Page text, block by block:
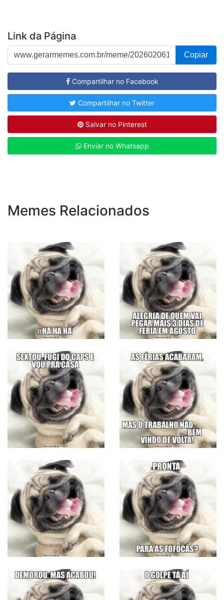
Link da Página
Copiar
Compartilhar no Facebook
Compartilhar no Twitter
Salvar no Pinterest
Enviar no Whatsapp
Memes Relacionados